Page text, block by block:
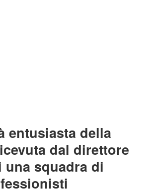
entusiasta della
dal direttore
squadra di